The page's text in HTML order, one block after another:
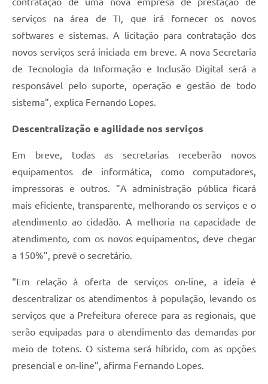
serviços na área de TI, que irá fornecer os novos
softwares e sistemas. A licitação para contratação dos
novos serviços será iniciada em breve. A nova Secretaria
de Tecnologia da Informação e Inclusão Digital será a
responsável pelo suporte, operação e gestão de todo
sistema”, explica Fernando Lopes.
Descentralização e agilidade nos serviços
Em breve, todas as secretarias receberão novos
equipamentos de informática, como computadores,
impressoras e outros. ”A administração pública ficará
mais eficiente, transparente, melhorando os serviços e o
atendimento ao cidadão. A melhoria na capacidade de
atendimento, com os novos equipamentos, deve chegar
a 150%”, prevê o secretário.
“Em relação à oferta de serviços on-line, a ideia é
descentralizar os atendimentos à população, levando os
serviços que a Prefeitura oferece para as regionais, que
serão equipadas para o atendimento das demandas por
meio de totens. O sistema será híbrido, com as opções
presencial e on-line”, afirma Fernando Lopes.